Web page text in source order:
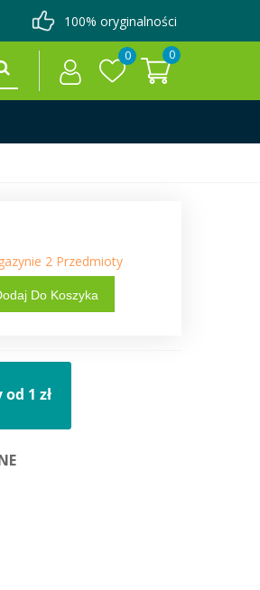
100% oryginalności
0 0
2 Przedmioty
Do Koszyka